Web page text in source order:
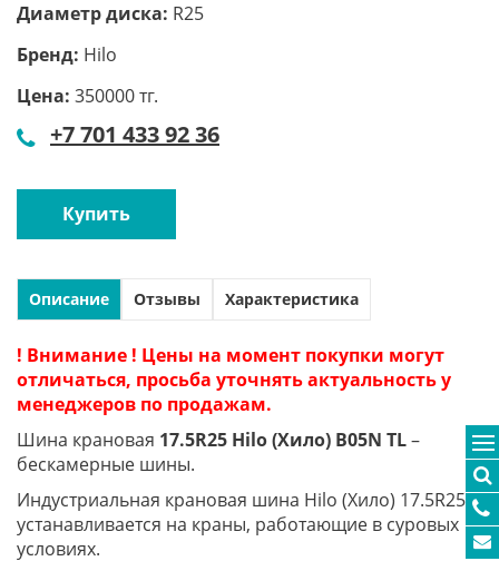
Диаметр диска: R25
Бренд: Hilo
Цена: 350000 тг.
+7 701 433 92 36
Купить
Описание Отзывы Характеристика
! Внимание ! Цены на момент покупки могут
отличаться, просьба уточнять актуальность у
менеджеров по продажам.
Шина крановая 17.5R25 Hilo (Хило) B05N TL–
бескамерные шины.
Индустриальная крановая шина Hilo (Хило) 17.5R25
устанавливается на краны, работающие в суровых
условиях.